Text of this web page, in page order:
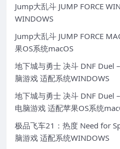
Jump大乱斗 JUMP FORCE
WINDOWS
Jump大乱斗 JUMP FORCE
果OS系统macOS
地下城与勇士 决斗 DNF Duel
脑游戏 适配系统WINDOWS
地下城与勇士 决斗 DNF Duel
电脑游戏 适配苹果OS系统
极品飞车21：热度 Need for
脑游戏 适配系统WINDOWS